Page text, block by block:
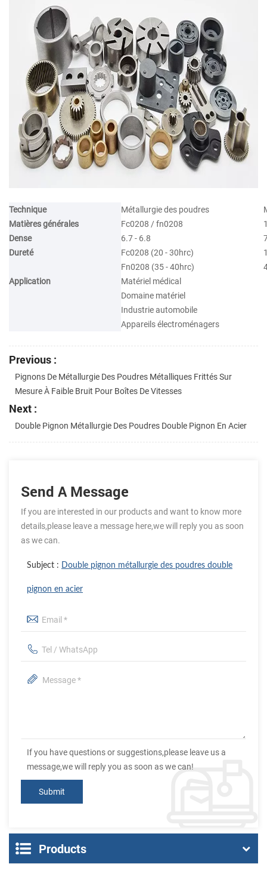
Technique Métallurgie des poudres
Matières générales
Fc0208 / fn0208
Dense
6.7 - 6.8
Dureté
Fc0208 (20 - 30hrc)
Fn0208 (35 - 40hrc)
Application
Matériel médical
Domaine matériel
Industrie automobile
Appareils électroménagers
Previous :
Pignons De Métallurgie Des Poudres Métalliques Frittés Sur
Mesure À Faible Bruit Pour Boîtes De Vitesses
Next :
Double Pignon Métallurgie Des Poudres Double Pignon En Acier
Send A Message
If you are interested in our products and want to know more
details,please leave a message here,we will reply you as soon
as we can.
Subject : Double pignon métallurgie des poudres double
pignon en acier
If you have questions or suggestions,please leave us a
message,we will reply you as soon as we can!
Products